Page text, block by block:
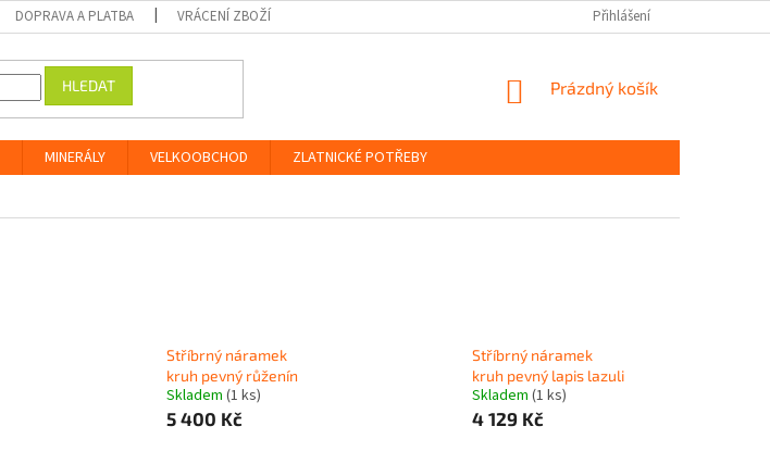
DOPRAVA A PLATBA VRÁCENÍ ZBOŽÍ PODMÍNKY OCHRANY OSOBNÍCH ÚDAJŮ
Přihlášení
HLEDAT
NÁKUPNÍ
Prázdný košík
MINERÁLY VELKOOBCHOD
ZLATNICKÉ POTŘEBY
Stříbrný náramek
kruh pevný růženín
Skladem (1 ks)
5 400 Kč
Stříbrný náramek
kruh pevný lapis lazuli
Skladem (1 ks)
4 129 Kč